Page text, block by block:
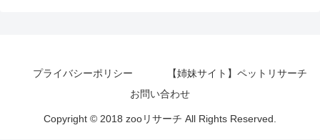
プライバシーポリシー
【姉妹サイト】ペットリサーチ
お問い合わせ
Copyright © 2018 zooリサーチ All Rights Reserved.